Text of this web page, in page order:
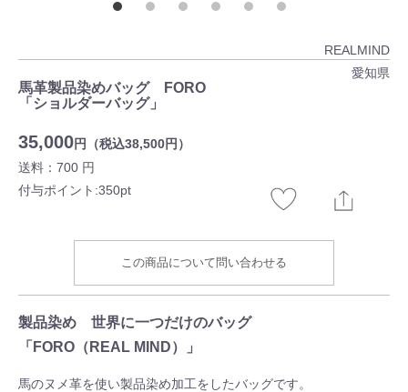
REALMIND
愛知県
馬革製品染めバッグ FORO
「ショルダーバッグ」
35,000円（税込38,500円）
送料：700 円
付与ポイント:350pt
この商品について問い合わせる
製品染め 世界に一つだけのバッグ
「FORO（REAL MIND）」
馬のヌメ革を使い製品染め加工をしたバッグです。